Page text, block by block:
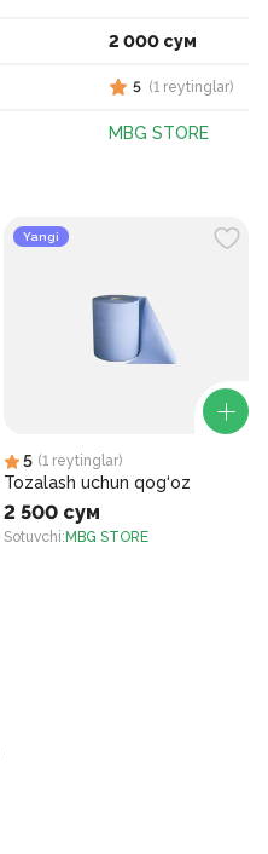
2 000 сум
5 (1 reytinglar)
MBG STORE
Yangi
5 (1 reytinglar)
Tozalash uchun qog‘oz
2 500 сум
Sotuvchi: MBG STORE